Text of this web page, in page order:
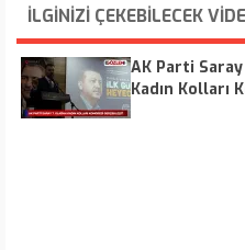
İLGİNİZİ ÇEKEBİLECEK
AK Parti Saray
Kadın Kolları